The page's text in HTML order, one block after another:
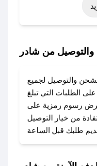
أو حتى عروض خاصة
العثور بسهولة على
الإلكتروني لإضافته
بسرعة.
### كيفية استخدام كود خصم شادر؟
1. انسخ كود الخصم من تطبيق صحصح.
2. الصقه في خانة الدفع عند التسوق من شادر.
من شادر
والتوصيل لجميع
الطلبات التي تبلغ
فرض رسوم رمزية على
من خيار التوصيل